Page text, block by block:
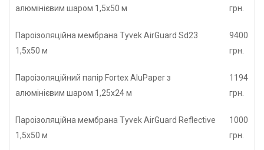
алюмінієвим шаром 1,5х50 м
грн.
Пароізоляційна мембрана Tyvek AirGuard Sd23
1,5x50 м
9400
грн.
Пароізоляційний папір Fortex AluPaper з
алюмінієвим шаром 1,25x24 м
1194
грн.
Пароізоляційна мембрана Tyvek AirGuard Reflective
1,5x50 м
1000
грн.